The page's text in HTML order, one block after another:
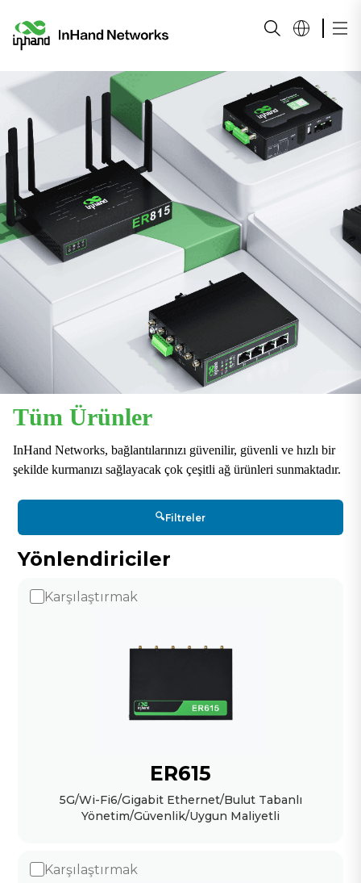
Tüm Ürünler
InHand Networks, bağlantılarınızı güvenilir, güvenli ve hızlı bir
şekilde kurmanızı sağlayacak çok çeşitli ağ ürünleri sunmaktadır.
🔍Filtreler
Yönlendiriciler
Karşılaştırmak
ER615
5G/Wi-Fi6/Gigabit Ethernet/Bulut Tabanlı
Yönetim/Güvenlik/Uygun Maliyetli
Karşılaştırmak